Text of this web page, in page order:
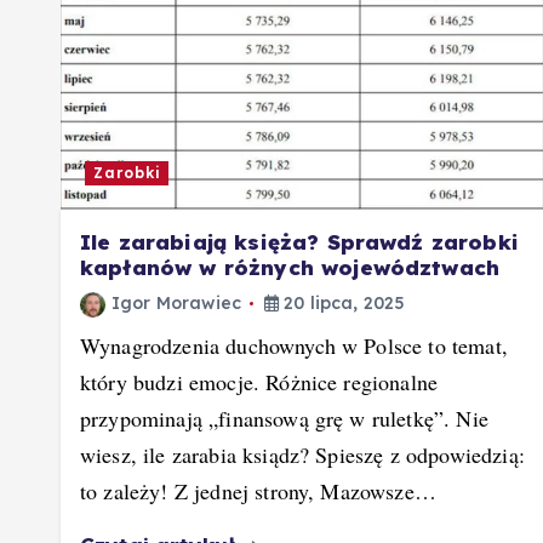
Zarobki
Ile zarabiają księża? Sprawdź zarobki
kapłanów w różnych województwach
Igor Morawiec 20 lipca, 2025
Wynagrodzenia duchownych w Polsce to temat,
który budzi emocje. Różnice regionalne
przypominają „finansową grę w ruletkę”. Nie
wiesz, ile zarabia ksiądz? Spieszę z odpowiedzią:
to zależy! Z jednej strony, Mazowsze…